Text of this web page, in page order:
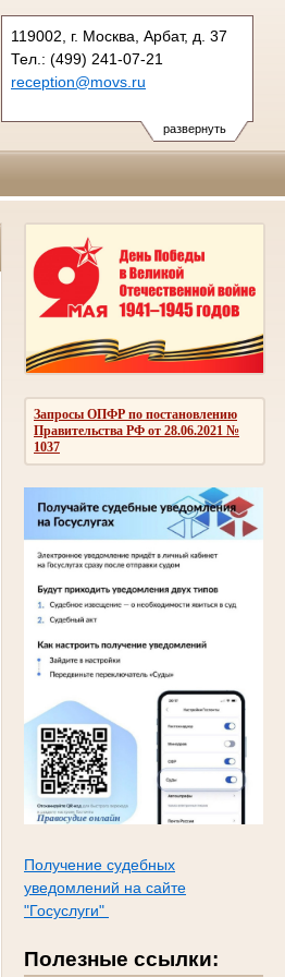
развернуть
119002, г. Москва, Арбат, д. 37
Тел.: (499) 241-07-21
reception@movs.ru
Запросы ОПФР по постановлению
Правительства РФ от 28.06.2021 №
1037
Получение судебных
уведомлений на сайте
"Госуслуги"
Полезные ссылки: